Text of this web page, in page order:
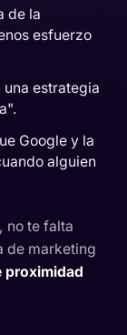
de la
esfuerzo
estrategia
Google y la
alguien
no te falta
de marketing
proximidad